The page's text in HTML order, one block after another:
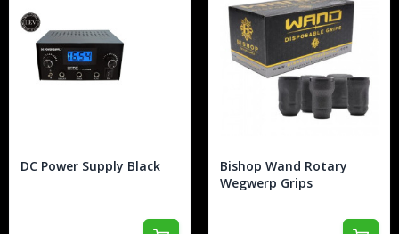
DC Power Supply Black
Bishop Wand Rotary
Wegwerp Grips